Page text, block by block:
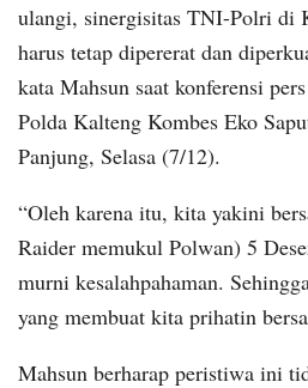
ulangi, sinergisitas TNI-Polri di
harus tetap dipererat dan
kata Mahsun saat konferensi
Polda Kalteng Kombes Eko
Panjung, Selasa (7/12).
“Oleh karena itu, kita yakini
Raider memukul Polwan) 5
murni kesalahpahaman.
yang membuat kita prihatin
Mahsun berharap peristiwa ini